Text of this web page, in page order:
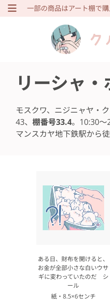
一部の商品はアート棚で
ク
リーシャ・
モスクワ、ニジニャヤ・
43、 棚番号33.4。10:30～
マンスカヤ地下鉄駅から徒
ある日、財布を開けると、
お金が全部小さな白いウサ
ギに変わっていたのだ シ
ール
紙・8.5×6センチ